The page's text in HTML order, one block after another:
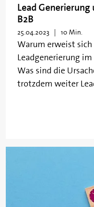
Lead Generierung
B2B
25.04.2023 10 Min.
Warum erweist
Leadgenerierung
Was sind die
trotzdem weiter